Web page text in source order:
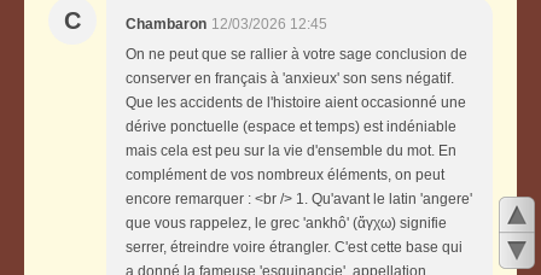
C Chambaron 12/03/2026 12:45
On ne peut que se rallier à votre sage conclusion de
conserver en français à 'anxieux' son sens négatif.
Que les accidents de l'histoire aient occasionné une
dérive ponctuelle (espace et temps) est indéniable
mais cela est peu sur la vie d'ensemble du mot. En
complément de vos nombreux éléments, on peut
encore remarquer : <br /> 1. Qu'avant le latin 'angere'
que vous rappelez, le grec 'ankhô' (ἄγχω) signifie
serrer, étreindre voire étrangler. C'est cette base qui
a donné la fameuse 'esquinancie', appellation